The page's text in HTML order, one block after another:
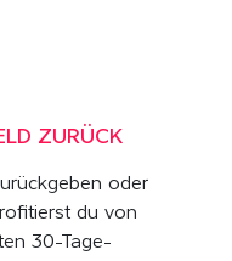
ZURÜCK
oder
du von
30-Tage-